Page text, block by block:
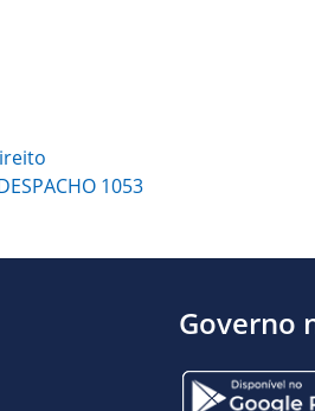
1053
Governo